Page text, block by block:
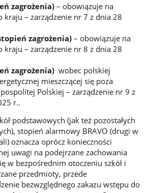
zagrożenia)– obowiązuje na
kraju – zarządzenie nr 7 z dnia 28
zagrożenia) – obowiązuje na
kraju – zarządzenie nr 8 z dnia 28
zagrożenia) wobec polskiej
mieszczącej się poza
Polskiej – zarządzenie nr 9 z
r..
podstawowych (jak też pozostałych
stopień alarmowy BRAVO (drugi w
oznacza oprócz konieczności
uwagi na podejrzane zachowania
w bezpośrednim otoczeniu szkół i
przedmioty, przede
bezwzględnego zakazu wstępu do